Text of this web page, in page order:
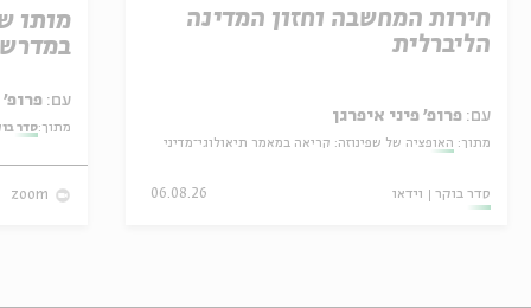
חירות המחשבה וחזון המדינה
הליברלית
עם: פרופ' פיני איפרגן
מתוך: האופציה של שפינוזה: קריאה במאמר תיאולוגי־מדיני
סדר בוקר וידאו 06.08.26
מותו
עם: פרופ' אביגדור שנאן
מתוך:סדר
zoom